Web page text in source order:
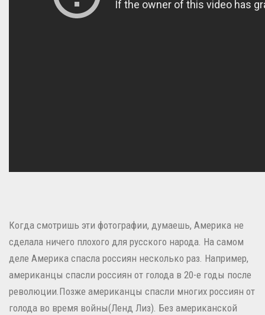
Когда смотришь эти фотографии, думаешь, Америка не
сделала ничего плохого для русского народа. На самом
деле Америка спасла россиян несколько раз. Например,
американцы спасли россиян от голода в 20-е годы после
революции.Позже американцы спасли многих россиян от
голода во время войны(Ленд Лиз). Без американской